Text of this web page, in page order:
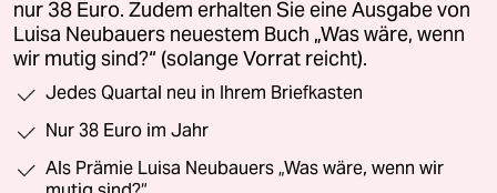
nur 38 Euro. Zudem erhalten Sie eine Ausgabe von
Luisa Neubauers neuestem Buch „Was wäre, wenn
wir mutig sind?“ (solange Vorrat reicht).
Jedes Quartal neu in Ihrem Briefkasten
Nur 38 Euro im Jahr
Als Prämie Luisa Neubauers „Was wäre, wenn wir